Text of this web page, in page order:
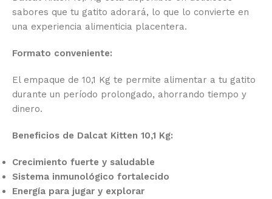
sabores que tu gatito adorará, lo que lo convierte en
una experiencia alimenticia placentera.
Formato conveniente:
El empaque de 10,1 Kg te permite alimentar a tu gatito
durante un período prolongado, ahorrando tiempo y
dinero.
Beneficios de Dalcat Kitten 10,1 Kg:
Crecimiento fuerte y saludable
Sistema inmunológico fortalecido
Energía para jugar y explorar